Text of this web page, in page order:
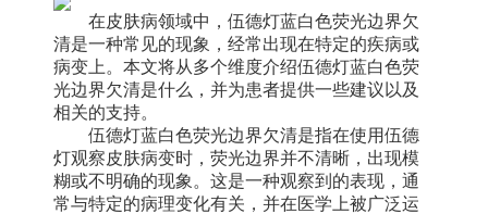
在皮肤病领域中，伍德灯蓝白色荧光边界欠
清是一种常见的现象，经常出现在特定的疾病或
病变上。本文将从多个维度介绍伍德灯蓝白色荧
光边界欠清是什么，并为患者提供一些建议以及
相关的支持。
伍德灯蓝白色荧光边界欠清是指在使用伍德
灯观察皮肤病变时，荧光边界并不清晰，出现模
糊或不明确的现象。这是一种观察到的表现，通
常与特定的病理变化有关，并在医学上被广泛运